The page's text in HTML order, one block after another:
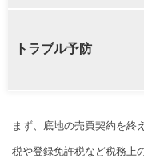
トラブル予防
まず、底地の売買契約を終
税や登録免許税など税務上